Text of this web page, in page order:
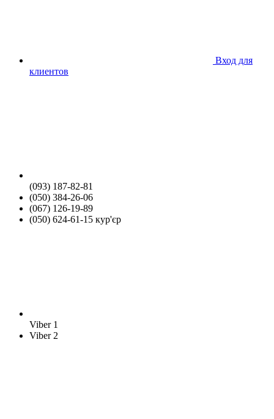
Вход для
клиентов
(093) 187-82-81
(050) 384-26-06
(067) 126-19-89
(050) 624-61-15 кур'єр
Viber 1
Viber 2